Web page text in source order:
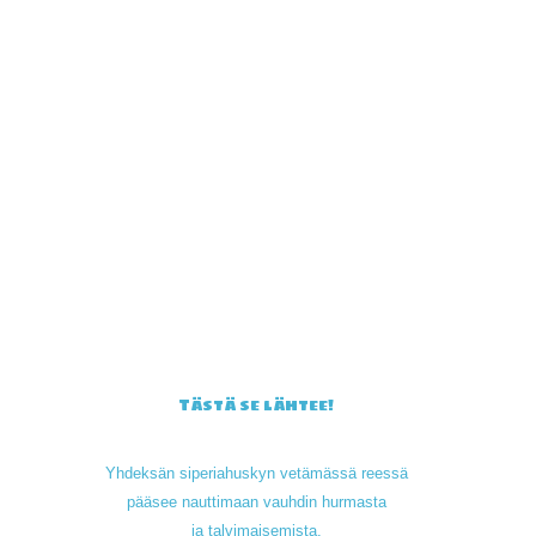
Tästä se lähtee!
Yhdeksän siperiahuskyn vetämässä reessä
pääsee nauttimaan vauhdin hurmasta
ja talvimaisemista.